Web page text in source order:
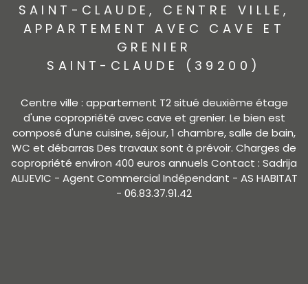
SAINT-CLAUDE, CENTRE VILLE,
APPARTEMENT AVEC CAVE ET
GRENIER
SAINT-CLAUDE (39200)
Centre ville : appartement T2 situé deuxième étage
d'une copropriété avec cave et grenier. Le bien est
composé d'une cuisine, séjour, 1 chambre, salle de bain,
WC et débarras Des travaux sont à prévoir. Charges de
copropriété environ 400 euros annuels Contact : Sadrija
ALIJEVIC - Agent Commercial Indépendant - AS HABITAT
- 06.83.37.91.42